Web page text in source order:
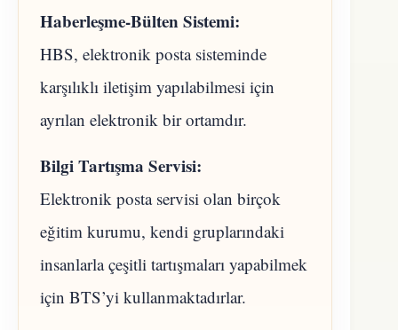
Haberleşme-Bülten Sistemi:
HBS, elektronik posta sisteminde
karşılıklı iletişim yapılabilmesi için
ayrılan elektronik bir ortamdır.
Bilgi Tartışma Servisi:
Elektronik posta servisi olan birçok
eğitim kurumu, kendi gruplarındaki
insanlarla çeşitli tartışmaları yapabilmek
için BTS’yi kullanmaktadırlar.